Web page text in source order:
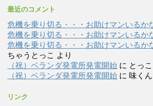
最近のコメント
危機を乗り切る・・・お助けマンいるか
危機を乗り切る・・・お助けマンいるか
危機を乗り切る・・・お助けマンいるか
ちゃうとっこ より
（祝）ベランダ発電所発電開始 に とっこ
（祝）ベランダ発電所発電開始 に 味くん
リンク